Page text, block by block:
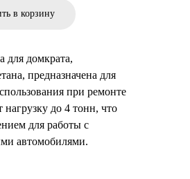
в корзину
для домкрата,
предназначена для
при ремонте
до 4 тонн, что
для работы с
автомобилями.